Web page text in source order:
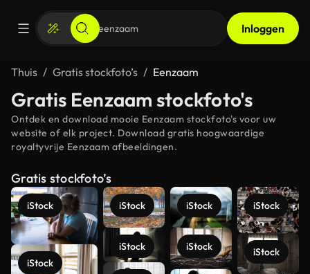
Inloggen
Thuis Gratis stockfoto’s Eenzaam
Gratis Eenzaam stockfoto's
Ontdek en download mooie Eenzaam stockfoto's voor uw
website of elk project. Download gratis hoogwaardige
royaltyvrije Eenzaam afbeeldingen.
Gratis stockfoto’s
iStock
iStock
iStock
iStock
iStock
iStock
iStock
iStock